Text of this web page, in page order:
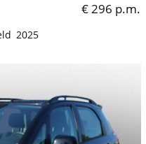
€ 296 p.m.
2025